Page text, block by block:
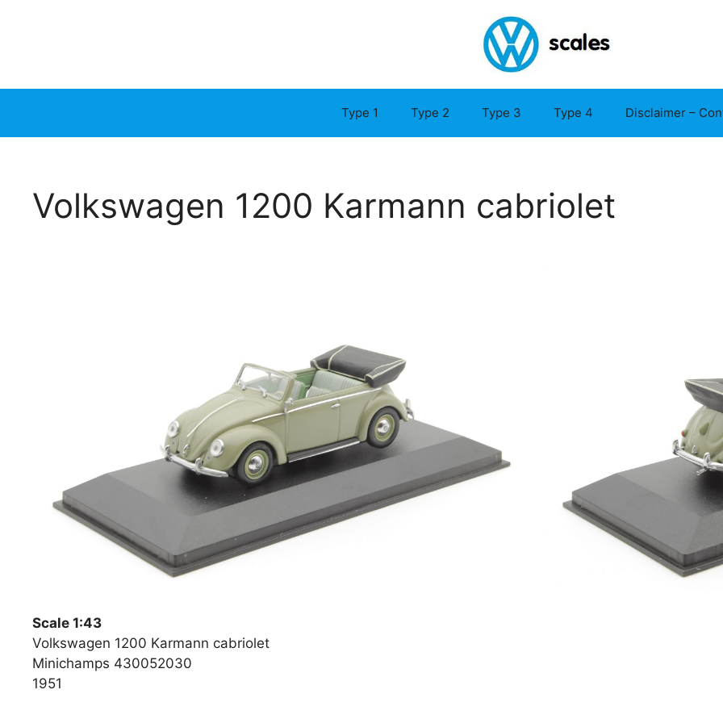
Type 1 Type 2 Type 3 Type 4 Disclaimer –
Volkswagen 1200 Karmann cabriolet
Scale 1:43
Volkswagen 1200 Karmann cabriolet
Minichamps 430052030
1951